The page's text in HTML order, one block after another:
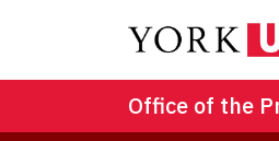
Office of the